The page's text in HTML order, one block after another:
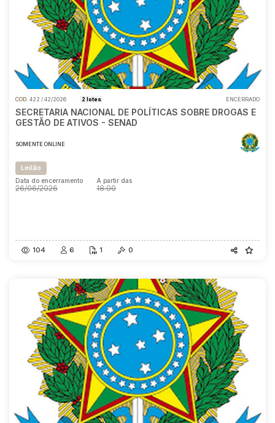
COD. 422 / 42/2026 2 lotes ENCERRADO
SECRETARIA NACIONAL DE POLÍTICAS SOBRE DROGAS E
GESTÃO DE ATIVOS - SENAD
SOMENTE ONLINE
Leilão
Data do encerramento
26/06/2026
A partir das
18:00
104 6 1 0